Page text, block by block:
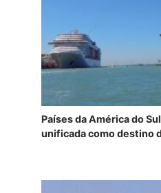
Países da América do
unificada como destino